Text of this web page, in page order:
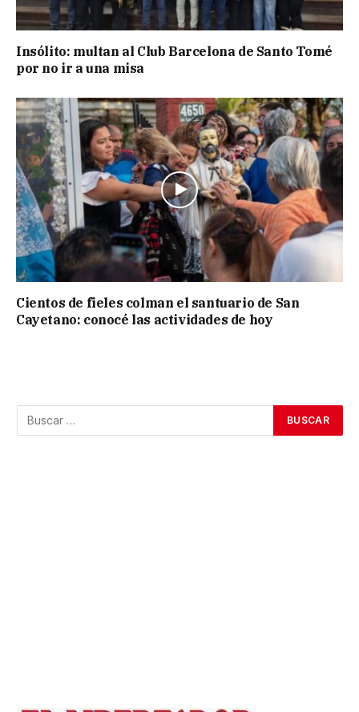
Insólito: multan al Club Barcelona de Santo Tomé
por no ir a una misa
Cientos de fieles colman el santuario de San
Cayetano: conocé las actividades de hoy